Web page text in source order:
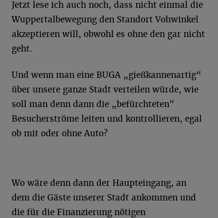
Jetzt lese ich auch noch, dass nicht einmal die
Wuppertalbewegung den Standort Vohwinkel
akzeptieren will, obwohl es ohne den gar nicht
geht.
Und wenn man eine BUGA „gießkannenartig“
über unsere ganze Stadt verteilen würde, wie
soll man denn dann die „befürchteten"
Besucherströme leiten und kontrollieren, egal
ob mit oder ohne Auto?
Wo wäre denn dann der Haupteingang, an
dem die Gäste unserer Stadt ankommen und
die für die Finanzierung nötigen